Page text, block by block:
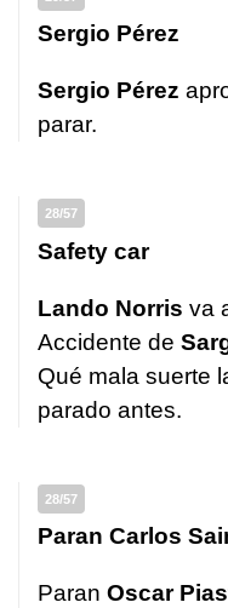
Sergio Pérez
Sergio Pérez
parar.
28/57
Safety car
Lando Norris va
Accidente de
Qué mala suerte
parado antes.
28/57
Paran Carlos
Paran Oscar